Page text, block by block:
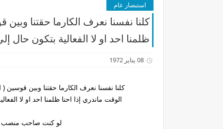
استبصار عام
كلنا نفسنا نعرف الكارما حقتنا
ظلمنا احد او لا الفعالية بتكون
08 يناير 1972
كلنا نفسنا نعرف الكارما حقتنا وبين
الوقت ماندري إذا احنا ظلمنا احد او لا
لو كنت صاحب منصب